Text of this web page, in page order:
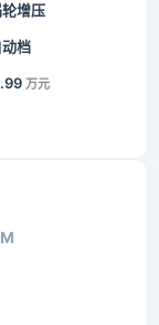
增压
动档
万元